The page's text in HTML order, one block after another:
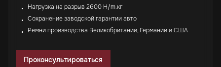
Нагрузка на разрыв 2600 H/m.кг
Сохранение заводской гарантии авто
Ремни производства Великобритании, Германии и США
Проконсультироваться